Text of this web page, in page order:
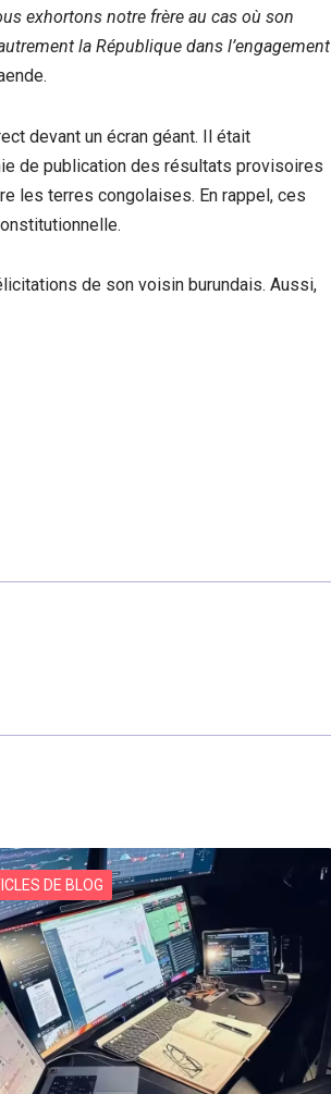
exhortons notre frère au cas où son
la République dans l’engagement
devant un écran géant. Il était
de publication des résultats provisoires
les terres congolaises. En rappel, ces
de son voisin burundais. Aussi,
DE BLOG